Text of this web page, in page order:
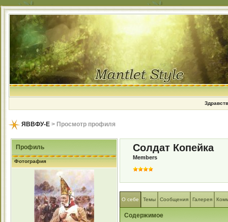
ЯВВФУ-Е > Просмотр профиля
Профиль
Фотография
Солдат Копейка
Members
О себе Темы Сообщения Галерея
Содержимое